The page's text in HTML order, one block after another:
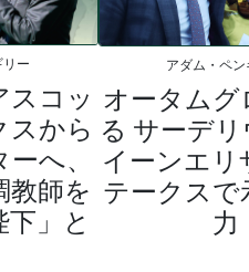
リー
スコッ
スから
へ、
教師を
」と
アダム・ペン
オータムグ
る サーデ
イーンエリ
テークスで
力